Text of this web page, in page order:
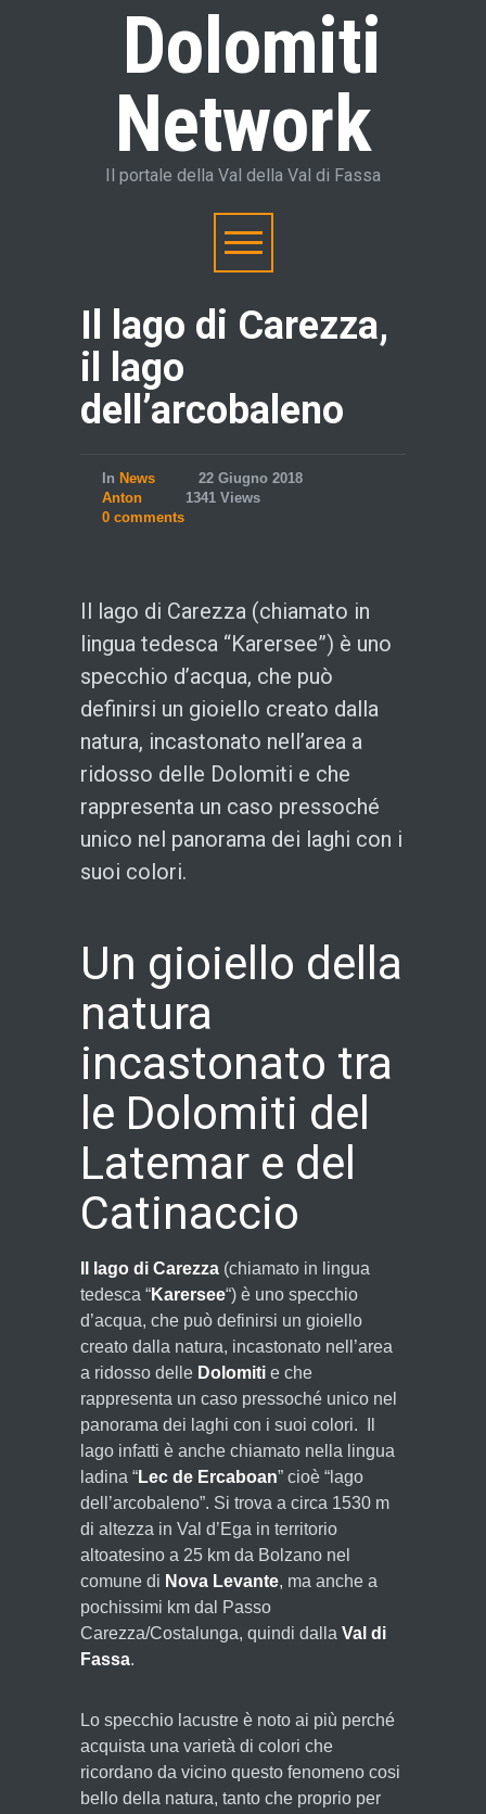
Dolomiti
Network
Il portale della Val della Val di Fassa
Il lago di Carezza,
il lago
dell’arcobaleno
In News
22 Giugno 2018
Anton
1341 Views
0 comments
Il lago di Carezza (chiamato in
lingua tedesca “Karersee”) è uno
specchio d’acqua, che può
definirsi un gioiello creato dalla
natura, incastonato nell’area a
ridosso delle Dolomiti e che
rappresenta un caso pressoché
unico nel panorama dei laghi con i
suoi colori.
Un gioiello della
natura
incastonato tra
le Dolomiti del
Latemar e del
Catinaccio
Il lago di Carezza (chiamato in lingua
tedesca “Karersee“) è uno specchio
d’acqua, che può definirsi un gioiello
creato dalla natura, incastonato nell’area
a ridosso delle Dolomiti e che
rappresenta un caso pressoché unico nel
panorama dei laghi con i suoi colori. Il
lago infatti è anche chiamato nella lingua
ladina “Lec de Ercaboan” cioè “lago
dell’arcobaleno”. Si trova a circa 1530 m
di altezza in Val d’Ega in territorio
altoatesino a 25 km da Bolzano nel
comune di Nova Levante, ma anche a
pochissimi km dal Passo
Carezza/Costalunga, quindi dalla Val di
Fassa.
Lo specchio lacustre è noto ai più perché
acquista una varietà di colori che
ricordano da vicino questo fenomeno cosi
bello della natura, tanto che proprio per